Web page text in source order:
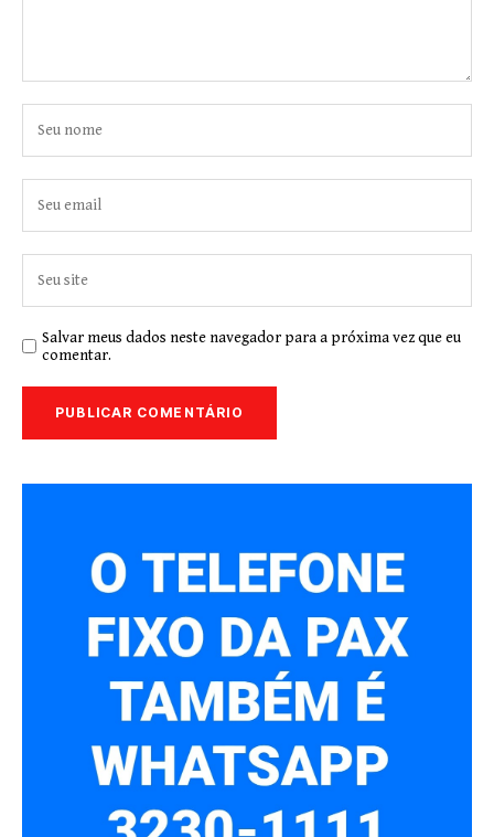
Salvar meus dados neste navegador para a próxima vez que eu
comentar.